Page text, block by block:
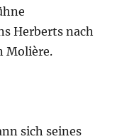
Herberts nach
Molière.
sich seines